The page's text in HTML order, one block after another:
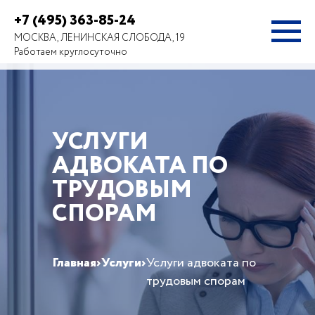
+7 (495) 363-85-24
МОСКВА, ЛЕНИНСКАЯ СЛОБОДА, 19
Работаем круглосуточно
УСЛУГИ
АДВОКАТА ПО
ТРУДОВЫМ
СПОРАМ
Главная›Услуги›Услуги адвоката по
трудовым спорам